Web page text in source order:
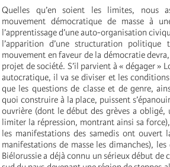
Quelles qu’en soient les limites, nous
mouvement démocratique de masse à
l’apprentissage d’une auto-organisation
l’apparition d’une structuration
mouvement en faveur de la démocratie
projet de société. S’il parvient à « dégager »
autocratique, il va se diviser et les
que les questions de classe et de genre,
quoi construire à la place, puissent
ouvrière (dont le début des grèves a obligé,
limiter la répression, montrant ainsi sa
les manifestations des samedis ont ouvert
manifestations de masse les dimanches),
Biélorussie a déjà connu un sérieux début